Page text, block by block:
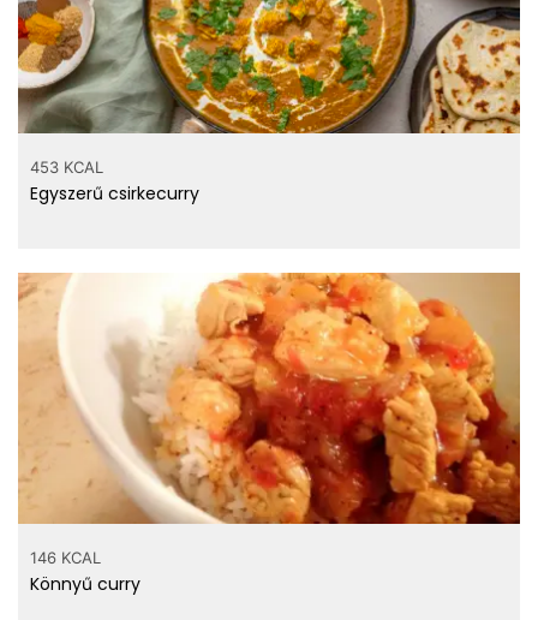
453 KCAL
Egyszerű csirkecurry
146 KCAL
Könnyű curry